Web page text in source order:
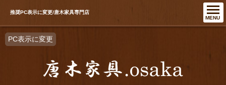
MENU
推奨PC表示に変更/唐木家具専門店
PC表示に変更